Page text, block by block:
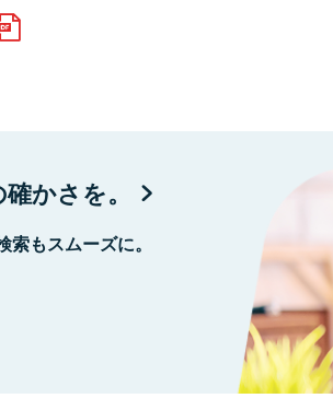
かさを。
もスムーズに。